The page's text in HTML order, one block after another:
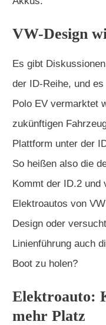
VW-Design
Es gibt
der ID-Reihe, und
Polo EV vermarktet
zukünftigen
Plattform unter der
So heißen also die
Kommt der ID.2 und
Elektroautos von
Design oder
Linienführung auch
Boot zu holen?
Elektroauto:
mehr Platz